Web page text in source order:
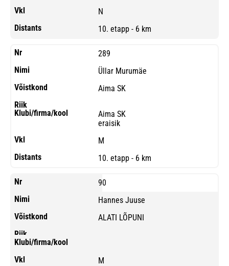
N
10. etapp - 6 km
289
Üllar Murumäe
Aima SK
Aima SK
eraisik
M
10. etapp - 6 km
90
Hannes Juuse
ALATI LÕPUNI
M